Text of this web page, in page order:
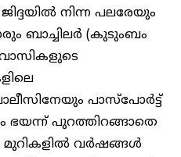
നിന്ന പലരേയും
ബാച്ചിലർ (കുടുംബം
പാസ്‌പോർട്ട്
ഭയന്ന് പുറത്തിറങ്ങാതെ
മുറികളിൽ വർഷങ്ങൾ